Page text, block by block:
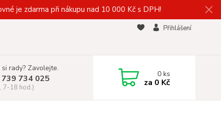
je zdarma při nákupu nad 10 000 Kč s DPH!
Přihlášení
rady? Zavolejte.
734 025
7-18 hod.)
0ks
za 0 Kč